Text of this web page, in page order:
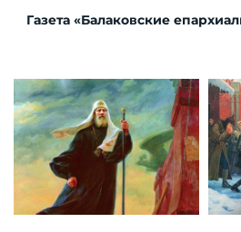
Газета «Балаковские